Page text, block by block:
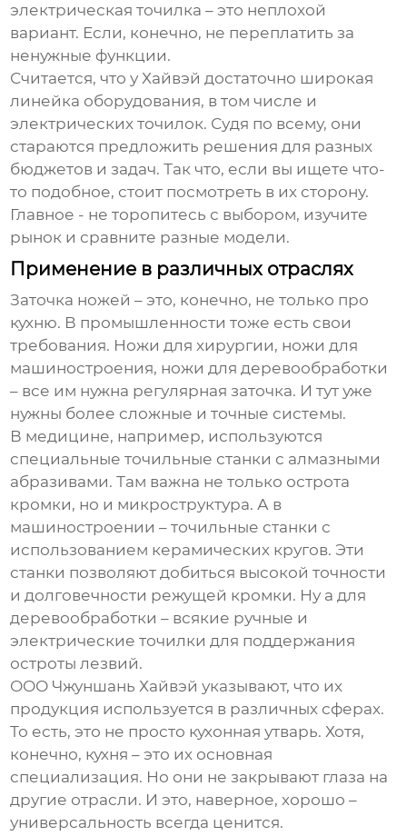
электрическая точилка – это неплохой
вариант. Если, конечно, не переплатить за
ненужные функции.
Считается, что у Хайвэй достаточно широкая
линейка оборудования, в том числе и
электрических точилок. Судя по всему, они
стараются предложить решения для разных
бюджетов и задач. Так что, если вы ищете что-
то подобное, стоит посмотреть в их сторону.
Главное - не торопитесь с выбором, изучите
рынок и сравните разные модели.
Применение в различных отраслях
Заточка ножей – это, конечно, не только про
кухню. В промышленности тоже есть свои
требования. Ножи для хирургии, ножи для
машиностроения, ножи для деревообработки
– все им нужна регулярная заточка. И тут уже
нужны более сложные и точные системы.
В медицине, например, используются
специальные точильные станки с алмазными
абразивами. Там важна не только острота
кромки, но и микроструктура. А в
машиностроении – точильные станки с
использованием керамических кругов. Эти
станки позволяют добиться высокой точности
и долговечности режущей кромки. Ну а для
деревообработки – всякие ручные и
электрические точилки для поддержания
остроты лезвий.
ООО Чжуншань Хайвэй указывают, что их
продукция используется в различных сферах.
То есть, это не просто кухонная утварь. Хотя,
конечно, кухня – это их основная
специализация. Но они не закрывают глаза на
другие отрасли. И это, наверное, хорошо –
универсальность всегда ценится.